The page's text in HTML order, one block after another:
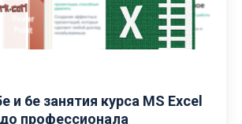
и 6е занятия курса MS Excel
профессионала